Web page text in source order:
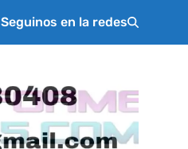
Seguinos en la redes